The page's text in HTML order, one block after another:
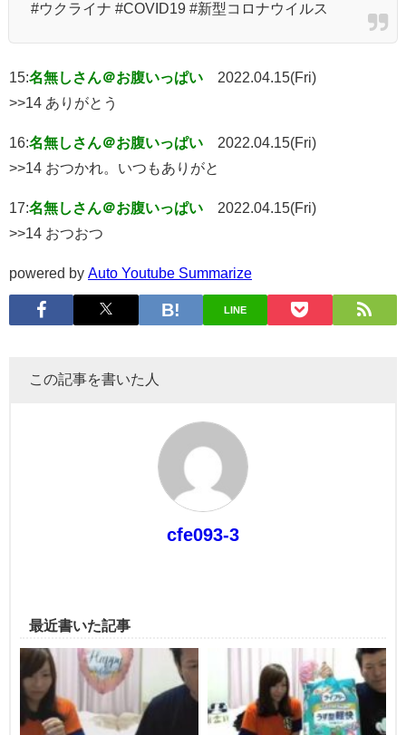
#ウクライナ #COVID19 #新型コロナウイルス
15:名無しさん＠お腹いっぱい
2022.04.15(Fri)
>>14 ありがとう
16:名無しさん＠お腹いっぱい
2022.04.15(Fri)
>>14 おつかれ。いつもありがと
17:名無しさん＠お腹いっぱい
2022.04.15(Fri)
>>14 おつおつ
powered by Auto Youtube Summarize
LINE
この記事を書いた人
cfe093-3
最近書いた記事